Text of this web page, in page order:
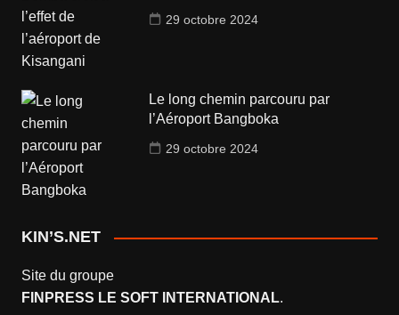
29 octobre 2024
Le long chemin parcouru par
l’Aéroport Bangboka
29 octobre 2024
KIN’S.NET
Site du groupe
FINPRESS LE SOFT INTERNATIONAL.